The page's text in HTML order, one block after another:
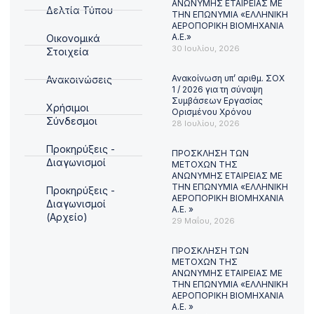
Δελτία Τύπου
Οικονομικά
Στοιχεία
Ανακοινώσεις
Χρήσιμοι
Σύνδεσμοι
Προκηρύξεις -
Διαγωνισμοί
Προκηρύξεις -
Διαγωνισμοί
(Αρχείο)
ΑΝΩΝΥΜΗΣ ΕΤΑΙΡΕΙΑΣ ΜΕ
ΤΗΝ ΕΠΩΝΥΜΙΑ «ΕΛΛΗΝΙΚΗ
ΑΕΡΟΠΟΡΙΚΗ ΒΙΟΜΗΧΑΝΙΑ
Α.Ε.»
30 Ιουλίου, 2026
Ανακοίνωση υπ’ αριθμ. ΣΟΧ
1 / 2026 για τη σύναψη
Συμβάσεων Εργασίας
Ορισμένου Χρόνου
28 Ιουλίου, 2026
ΠΡΟΣΚΛΗΣΗ ΤΩΝ
ΜΕΤΟΧΩΝ ΤΗΣ
ΑΝΩΝΥΜΗΣ ΕΤΑΙΡΕΙΑΣ ΜΕ
ΤΗΝ ΕΠΩΝΥΜΙΑ «ΕΛΛΗΝΙΚΗ
ΑΕΡΟΠΟΡΙΚΗ ΒΙΟΜΗΧΑΝΙΑ
Α.Ε. »
29 Μαΐου, 2026
ΠΡΟΣΚΛΗΣΗ ΤΩΝ
ΜΕΤΟΧΩΝ ΤΗΣ
ΑΝΩΝΥΜΗΣ ΕΤΑΙΡΕΙΑΣ ΜΕ
ΤΗΝ ΕΠΩΝΥΜΙΑ «ΕΛΛΗΝΙΚΗ
ΑΕΡΟΠΟΡΙΚΗ ΒΙΟΜΗΧΑΝΙΑ
Α.Ε. »